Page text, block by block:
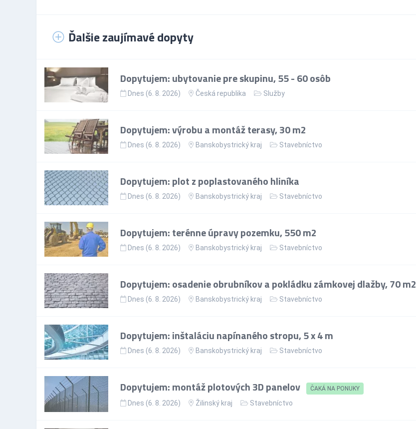
Ďalšie zaujímavé dopyty
Dopytujem: ubytovanie pre skupinu, 55 - 60 osôb
Dnes (6. 8. 2026) Česká republika Služby
Dopytujem: výrobu a montáž terasy, 30 m2
Dnes (6. 8. 2026) Banskobystrický kraj Stavebníctvo
Dopytujem: plot z poplastovaného hliníka
Dnes (6. 8. 2026) Banskobystrický kraj Stavebníctvo
Dopytujem: terénne úpravy pozemku, 550 m2
Dnes (6. 8. 2026) Banskobystrický kraj Stavebníctvo
Dopytujem: osadenie obrubníkov a pokládku zámkovej dlažby, 70 m2
Dnes (6. 8. 2026) Banskobystrický kraj Stavebníctvo
Dopytujem: inštaláciu napínaného stropu, 5 x 4 m
Dnes (6. 8. 2026) Banskobystrický kraj Stavebníctvo
Dopytujem: montáž plotových 3D panelov ČAKÁ NA PONUKY
Dnes (6. 8. 2026) Žilinský kraj Stavebníctvo